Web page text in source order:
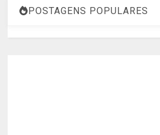
POSTAGENS POPULARES